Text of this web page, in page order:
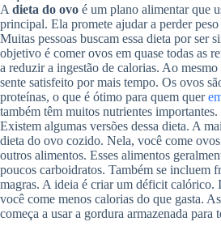
A dieta do ovo é um plano alimentar que
principal. Ela promete ajudar a perder
Muitas pessoas buscam essa dieta por ser
objetivo é comer ovos em quase todas as
a reduzir a ingestão de calorias. Ao
sente satisfeito por mais tempo. Os ovos
proteínas, o que é ótimo para quem quer
também têm muitos nutrientes importantes.
Existem algumas versões dessa dieta. A
dieta do ovo cozido. Nela, você come
outros alimentos. Esses alimentos
poucos carboidratos. Também se incluem
magras. A ideia é criar um déficit calórico.
você come menos calorias do que gasta.
começa a usar a gordura armazenada para